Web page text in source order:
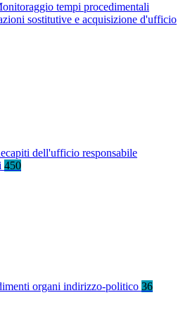
tempi procedimentali
sostitutive e acquisizione d'ufficio
dell'ufficio responsabile
450
organi indirizzo-politico 36